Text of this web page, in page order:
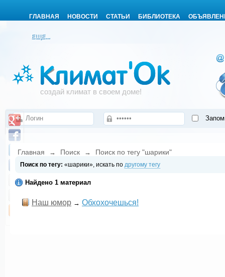
ГЛАВНАЯ НОВОСТИ СТАТЬИ БИБЛИОТЕКА
ЕЩЕ...
создай климат в своем доме!
Главная → Поиск → Поиск по тегу "шарики"
Поиск по тегу: «шарики», искать по другому тегу
Найдено 1 материал
Наш юмор → Обхохочешься!